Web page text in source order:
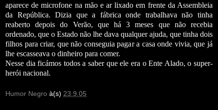
aparece de microfone na mão e ar lixado em frente da Assembleia
da República. Dizia que a fábrica onde trabalhava não tinha
reaberto depois do Verão, que há 3 meses que não recebia
ordenado, que o Estado não lhe dava qualquer ajuda, que tinha dois
filhos para criar, que não conseguia pagar a casa onde vivia, que já
lhe escasseava o dinheiro para comer.
Nesse dia ficámos todos a saber que ele era o Ente Alado, o super-
herói nacional.
Humor Negro à(s) 23.9.05